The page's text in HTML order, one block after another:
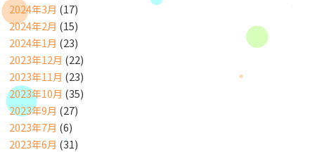
2024年3月 (17)
2024年2月 (15)
2024年1月 (23)
2023年12月 (22)
2023年11月 (23)
2023年10月 (35)
2023年9月 (27)
2023年7月 (6)
2023年6月 (31)